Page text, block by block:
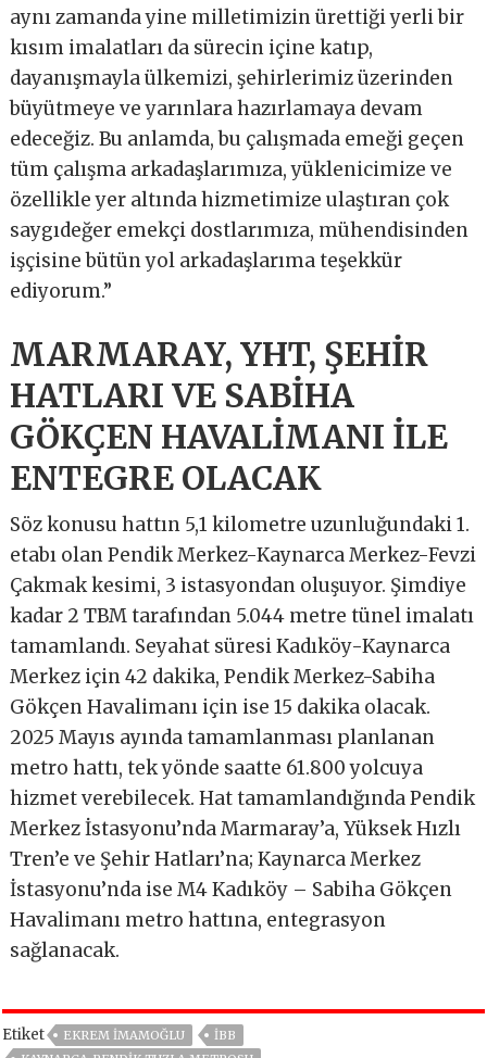
aynı zamanda yine milletimizin ürettiği yerli bir
kısım imalatları da sürecin içine katıp,
dayanışmayla ülkemizi, şehirlerimiz üzerinden
büyütmeye ve yarınlara hazırlamaya devam
edeceğiz. Bu anlamda, bu çalışmada emeği geçen
tüm çalışma arkadaşlarımıza, yüklenicimize ve
özellikle yer altında hizmetimize ulaştıran çok
saygıdeğer emekçi dostlarımıza, mühendisinden
işçisine bütün yol arkadaşlarıma teşekkür
ediyorum.”
MARMARAY, YHT, ŞEHİR
HATLARI VE SABİHA
GÖKÇEN HAVALİMANI İLE
ENTEGRE OLACAK
Söz konusu hattın 5,1 kilometre uzunluğundaki 1.
etabı olan Pendik Merkez-Kaynarca Merkez-Fevzi
Çakmak kesimi, 3 istasyondan oluşuyor. Şimdiye
kadar 2 TBM tarafından 5.044 metre tünel imalatı
tamamlandı. Seyahat süresi Kadıköy-Kaynarca
Merkez için 42 dakika, Pendik Merkez-Sabiha
Gökçen Havalimanı için ise 15 dakika olacak.
2025 Mayıs ayında tamamlanması planlanan
metro hattı, tek yönde saatte 61.800 yolcuya
hizmet verebilecek. Hat tamamlandığında Pendik
Merkez İstasyonu’nda Marmaray’a, Yüksek Hızlı
Tren’e ve Şehir Hatları’na; Kaynarca Merkez
İstasyonu’nda ise M4 Kadıköy – Sabiha Gökçen
Havalimanı metro hattına, entegrasyon
sağlanacak.
Etiket EKREM İMAMOĞLU
IBB